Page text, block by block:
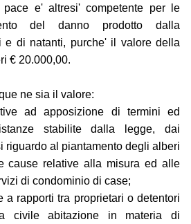
e' altresi' competente per le
del danno prodotto dalla
e di natanti, purche' il valore della
€ 20.000,00.
ne sia il valore:
ad apposizione di termini ed
stabilite dalla legge, dai
riguardo al piantamento degli alberi
cause relative alla misura ed alle
di condominio di case;
a rapporti tra proprietari o detentori
civile abitazione in materia di